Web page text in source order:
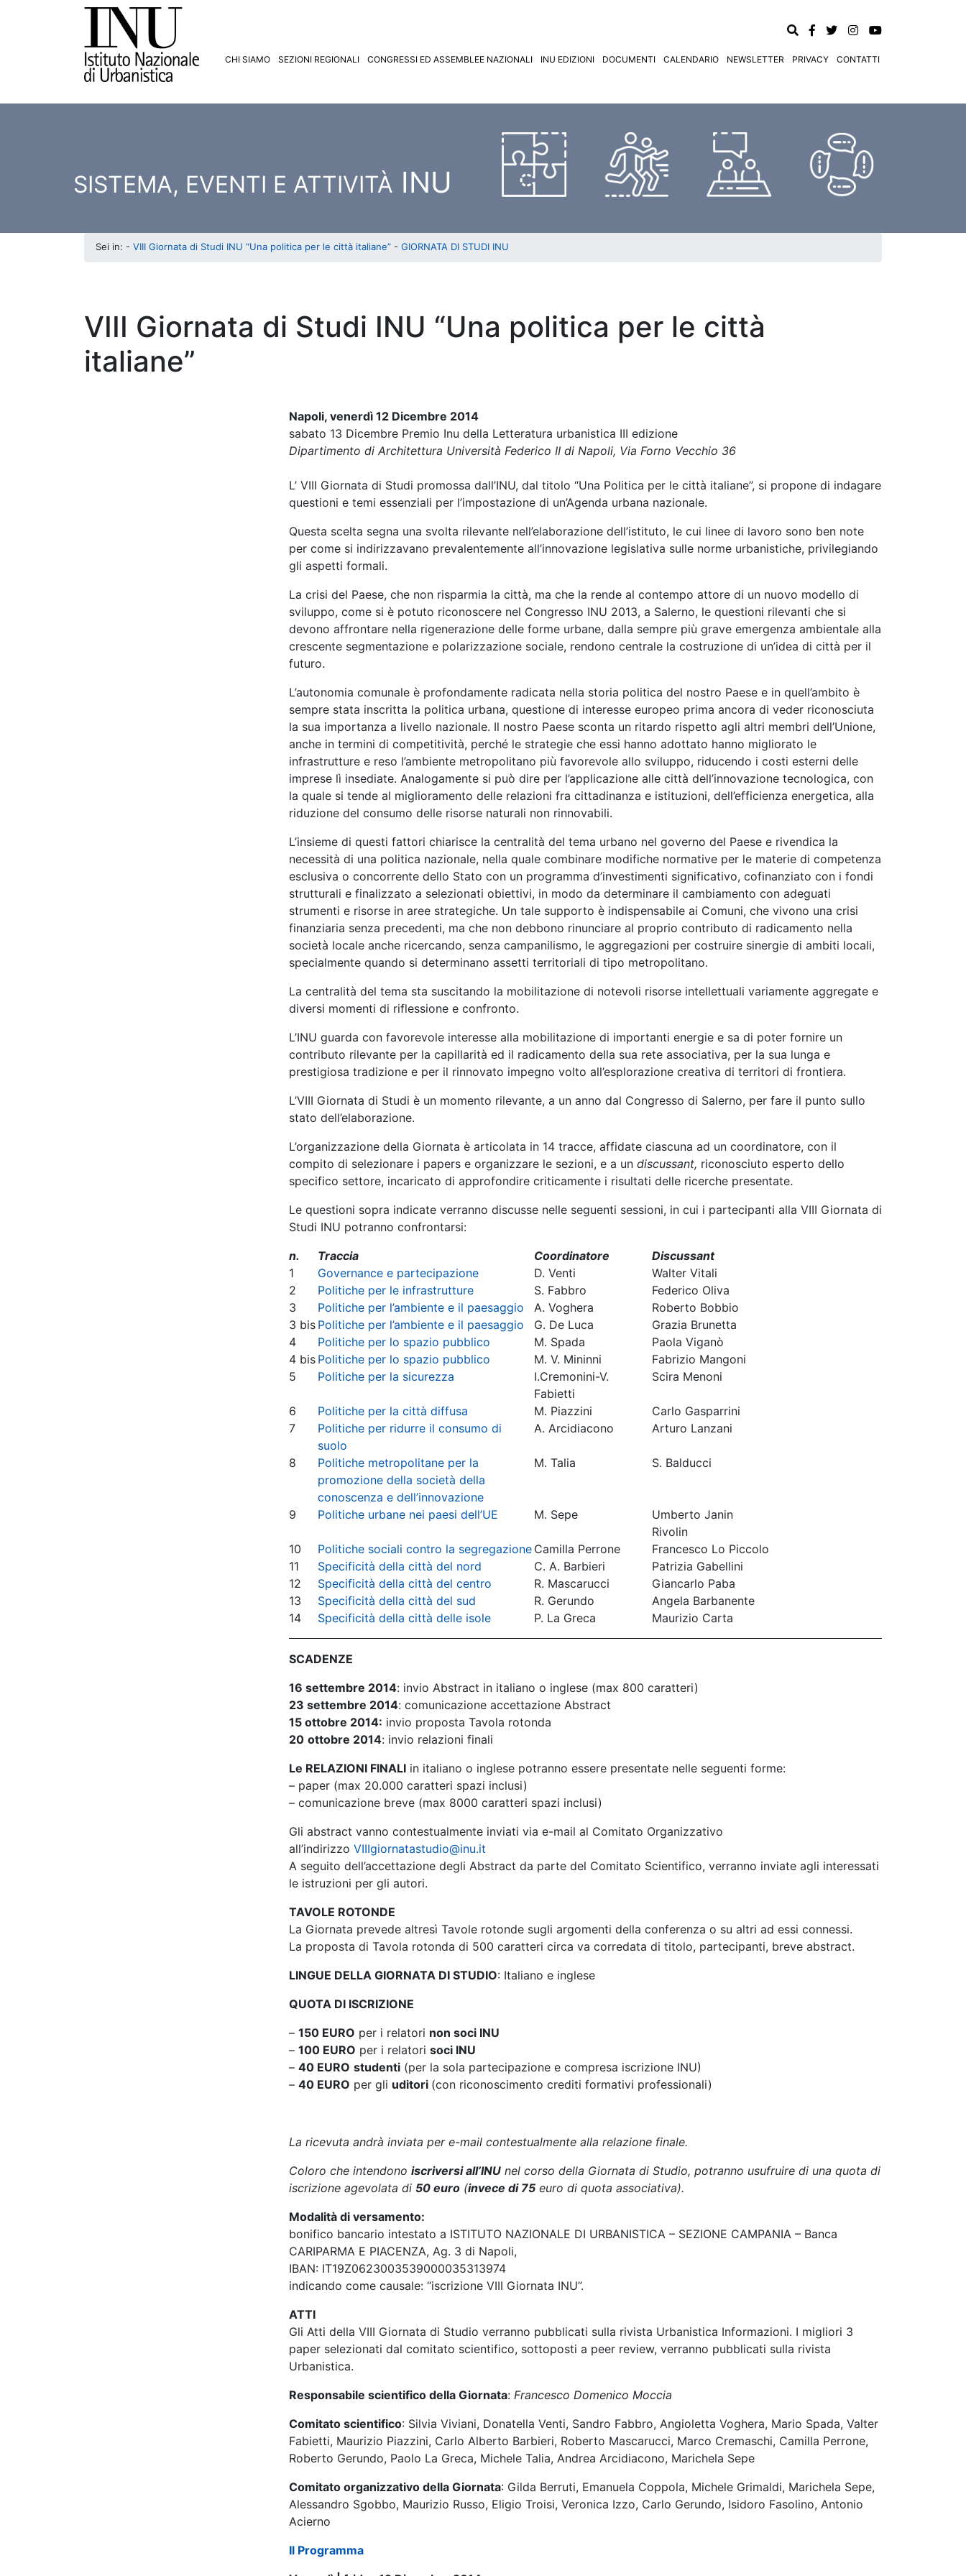
CHI SIAMO SEZIONI REGIONALI CONGRESSI ED ASSEMBLEE NAZIONALI INU EDIZIONI DOCUMENTI CALENDARIO NEWSLETTER PRIVACY CONTATTI
SISTEMA, EVENTI E ATTIVITÀ INU
Sei in: - VIII Giornata di Studi INU “Una politica per le città italiane” - GIORNATA DI STUDI INU
VIII Giornata di Studi INU “Una politica per le città
italiane”
Napoli, venerdì 12 Dicembre 2014
sabato 13 Dicembre Premio Inu della Letteratura urbanistica III edizione
Dipartimento di Architettura Università Federico II di Napoli, Via Forno Vecchio 36
L’ VIII Giornata di Studi promossa dall’INU, dal titolo “Una Politica per le città italiane”, si propone di indagare
questioni e temi essenziali per l’impostazione di un’Agenda urbana nazionale.
Questa scelta segna una svolta rilevante nell’elaborazione dell’istituto, le cui linee di lavoro sono ben note
per come si indirizzavano prevalentemente all’innovazione legislativa sulle norme urbanistiche, privilegiando
gli aspetti formali.
La crisi del Paese, che non risparmia la città, ma che la rende al contempo attore di un nuovo modello di
sviluppo, come si è potuto riconoscere nel Congresso INU 2013, a Salerno, le questioni rilevanti che si
devono affrontare nella rigenerazione delle forme urbane, dalla sempre più grave emergenza ambientale alla
crescente segmentazione e polarizzazione sociale, rendono centrale la costruzione di un’idea di città per il
futuro.
L’autonomia comunale è profondamente radicata nella storia politica del nostro Paese e in quell’ambito è
sempre stata inscritta la politica urbana, questione di interesse europeo prima ancora di veder riconosciuta
la sua importanza a livello nazionale. Il nostro Paese sconta un ritardo rispetto agli altri membri dell’Unione,
anche in termini di competitività, perché le strategie che essi hanno adottato hanno migliorato le
infrastrutture e reso l’ambiente metropolitano più favorevole allo sviluppo, riducendo i costi esterni delle
imprese lì insediate. Analogamente si può dire per l’applicazione alle città dell’innovazione tecnologica, con
la quale si tende al miglioramento delle relazioni fra cittadinanza e istituzioni, dell’efficienza energetica, alla
riduzione del consumo delle risorse naturali non rinnovabili.
L’insieme di questi fattori chiarisce la centralità del tema urbano nel governo del Paese e rivendica la
necessità di una politica nazionale, nella quale combinare modifiche normative per le materie di competenza
esclusiva o concorrente dello Stato con un programma d’investimenti significativo, cofinanziato con i fondi
strutturali e finalizzato a selezionati obiettivi, in modo da determinare il cambiamento con adeguati
strumenti e risorse in aree strategiche. Un tale supporto è indispensabile ai Comuni, che vivono una crisi
finanziaria senza precedenti, ma che non debbono rinunciare al proprio contributo di radicamento nella
società locale anche ricercando, senza campanilismo, le aggregazioni per costruire sinergie di ambiti locali,
specialmente quando si determinano assetti territoriali di tipo metropolitano.
La centralità del tema sta suscitando la mobilitazione di notevoli risorse intellettuali variamente aggregate e
diversi momenti di riflessione e confronto.
L’INU guarda con favorevole interesse alla mobilitazione di importanti energie e sa di poter fornire un
contributo rilevante per la capillarità ed il radicamento della sua rete associativa, per la sua lunga e
prestigiosa tradizione e per il rinnovato impegno volto all’esplorazione creativa di territori di frontiera.
L’VIII Giornata di Studi è un momento rilevante, a un anno dal Congresso di Salerno, per fare il punto sullo
stato dell’elaborazione.
L’organizzazione della Giornata è articolata in 14 tracce, affidate ciascuna ad un coordinatore, con il
compito di selezionare i papers e organizzare le sezioni, e a un discussant, riconosciuto esperto dello
specifico settore, incaricato di approfondire criticamente i risultati delle ricerche presentate.
Le questioni sopra indicate verranno discusse nelle seguenti sessioni, in cui i partecipanti alla VIII Giornata di
Studi INU potranno confrontarsi:
n.
Traccia Coordinatore
Discussant
1
Governance e partecipazione D. Venti
Walter Vitali
2
Politiche per le infrastrutture S. Fabbro
Federico Oliva
3
Politiche per l’ambiente e il paesaggio A. Voghera
Roberto Bobbio
3 bis Politiche per l’ambiente e il paesaggio G. De Luca
Grazia Brunetta
4
Politiche per lo spazio pubblico M. Spada
Paola Viganò
4 bis Politiche per lo spazio pubblico M. V. Mininni
Fabrizio Mangoni
5
Politiche per la sicurezza
I.Cremonini-V.
Fabietti
Scira Menoni
6 Politiche per la città diffusa M. Piazzini
Carlo Gasparrini
7
Politiche per ridurre il consumo di
suolo
A. Arcidiacono Arturo Lanzani
8
Politiche metropolitane per la
promozione della società della
conoscenza e dell’innovazione
M. Talia S. Balducci
9 Politiche urbane nei paesi dell’UE M. Sepe
Umberto Janin
Rivolin
10
Politiche sociali contro la segregazione Camilla Perrone
Francesco Lo Piccolo
11
Specificità della città del nord C. A. Barbieri
Patrizia Gabellini
12
Specificità della città del centro R. Mascarucci
Giancarlo Paba
13
Specificità della città del sud R. Gerundo
Angela Barbanente
14
Specificità della città delle isole P. La Greca Maurizio Carta
SCADENZE
16 settembre 2014: invio Abstract in italiano o inglese (max 800 caratteri)
23 settembre 2014: comunicazione accettazione Abstract
15 ottobre 2014: invio proposta Tavola rotonda
20 ottobre 2014: invio relazioni finali
Le RELAZIONI FINALI in italiano o inglese potranno essere presentate nelle seguenti forme:
– paper (max 20.000 caratteri spazi inclusi)
– comunicazione breve (max 8000 caratteri spazi inclusi)
Gli abstract vanno contestualmente inviati via e-mail al Comitato Organizzativo
all’indirizzo VIIIgiornatastudio@inu.it
A seguito dell’accettazione degli Abstract da parte del Comitato Scientifico, verranno inviate agli interessati
le istruzioni per gli autori.
TAVOLE ROTONDE
La Giornata prevede altresì Tavole rotonde sugli argomenti della conferenza o su altri ad essi connessi.
La proposta di Tavola rotonda di 500 caratteri circa va corredata di titolo, partecipanti, breve abstract.
LINGUE DELLA GIORNATA DI STUDIO: Italiano e inglese
QUOTA DI ISCRIZIONE
– 150 EURO per i relatori non soci INU
– 100 EURO per i relatori soci INU
– 40 EURO studenti (per la sola partecipazione e compresa iscrizione INU)
– 40 EURO per gli uditori (con riconoscimento crediti formativi professionali)
La ricevuta andrà inviata per e-mail contestualmente alla relazione finale.
Coloro che intendono iscriversi all’INU nel corso della Giornata di Studio, potranno usufruire di una quota di
iscrizione agevolata di 50 euro (invece di 75 euro di quota associativa).
Modalità di versamento:
bonifico bancario intestato a ISTITUTO NAZIONALE DI URBANISTICA – SEZIONE CAMPANIA – Banca
CARIPARMA E PIACENZA, Ag. 3 di Napoli,
IBAN: IT19Z0623003539000035313974
indicando come causale: “iscrizione VIII Giornata INU”.
ATTI
Gli Atti della VIII Giornata di Studio verranno pubblicati sulla rivista Urbanistica Informazioni. I migliori 3
paper selezionati dal comitato scientifico, sottoposti a peer review, verranno pubblicati sulla rivista
Urbanistica.
Responsabile scientifico della Giornata: Francesco Domenico Moccia
Comitato scientifico: Silvia Viviani, Donatella Venti, Sandro Fabbro, Angioletta Voghera, Mario Spada, Valter
Fabietti, Maurizio Piazzini, Carlo Alberto Barbieri, Roberto Mascarucci, Marco Cremaschi, Camilla Perrone,
Roberto Gerundo, Paolo La Greca, Michele Talia, Andrea Arcidiacono, Marichela Sepe
Comitato organizzativo della Giornata: Gilda Berruti, Emanuela Coppola, Michele Grimaldi, Marichela Sepe,
Alessandro Sgobbo, Maurizio Russo, Eligio Troisi, Veronica Izzo, Carlo Gerundo, Isidoro Fasolino, Antonio
Acierno
Il Programma